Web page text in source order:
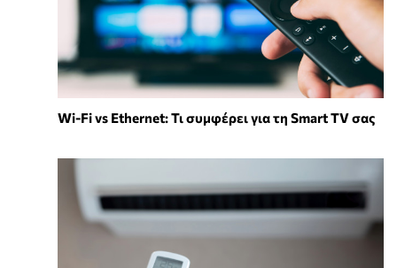
Wi-Fi vs Ethernet: Τι συμφέρει για τη Smart TV σας